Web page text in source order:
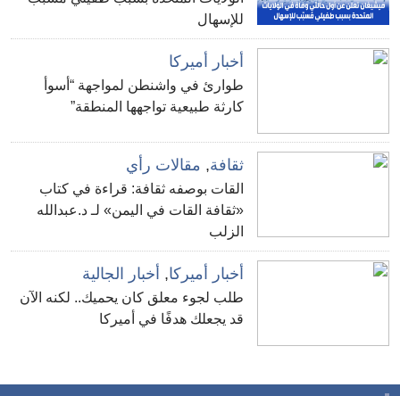
للإسهال
أخبار أميركا
طوارئ في واشنطن لمواجهة “أسوأ
كارثة طبيعية تواجهها المنطقة”
ثقافة, مقالات رأي
القات بوصفه ثقافة: قراءة في كتاب
«ثقافة القات في اليمن» لـ د.عبدالله
الزلب
أخبار أميركا, أخبار الجالية
طلب لجوء معلق كان يحميك.. لكنه الآن
قد يجعلك هدفًا في أميركا